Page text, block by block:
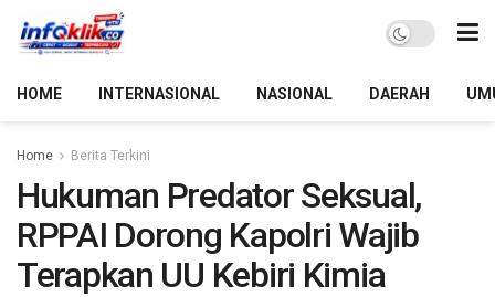
HOME INTERNASIONAL NASIONAL DAERAH
Home Berita Terkini
Hukuman Predator Seksual,
RPPAI Dorong Kapolri Wajib
Terapkan UU Kebiri Kimia